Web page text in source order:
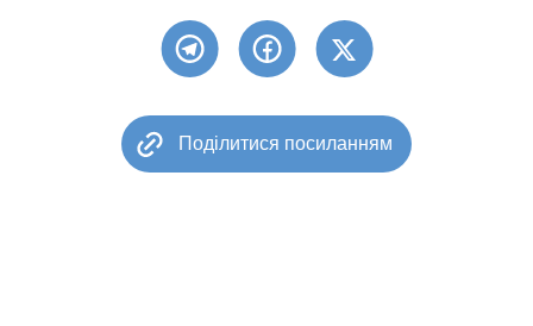
Поділитися посиланням